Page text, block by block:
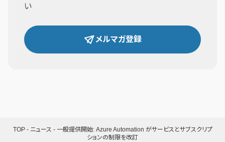
い
メルマガ登録
TOP- ニュース - 一般提供開始: Azure Automation がサービスとサブスクリプ
ションの制限を改訂